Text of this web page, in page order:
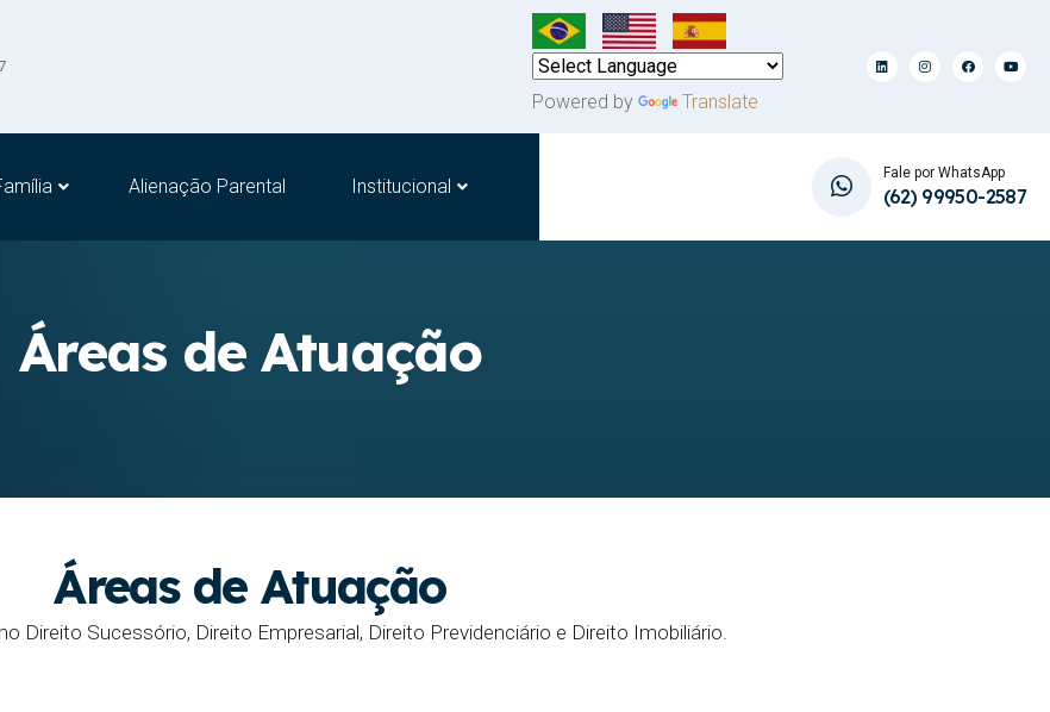
Powered by Translate
Alienação Parental Institucional
Fale por WhatsApp
(62) 99950-2587
Áreas de Atuação
Áreas de Atuação
Direito Sucessório, Direito Empresarial, Direito Previdenciário e Direito Imobiliário.